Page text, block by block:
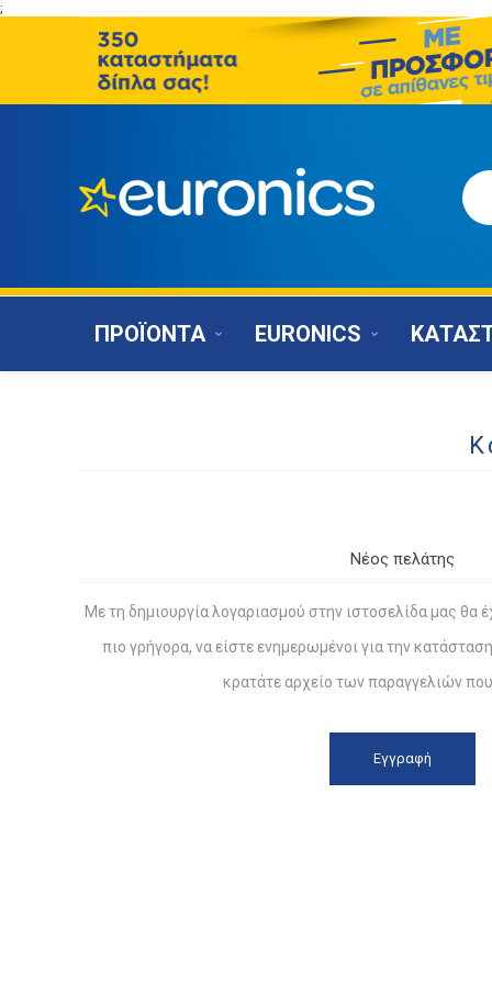
;
ΠΡΟΪΟΝΤΑ EURONICS
Νέος πελάτης
Με τη δημιουργία λογαριασμού στην ιστοσελίδα μας θα
πιο γρήγορα, να είστε ενημερωμένοι για την
κρατάτε αρχείο των παραγγελιών που